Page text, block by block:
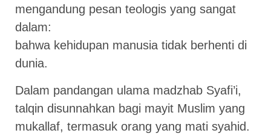
mengandung pesan teologis yang sangat
dalam:
bahwa kehidupan manusia tidak berhenti di
dunia.
Dalam pandangan ulama madzhab Syafi’i,
talqin disunnahkan bagi mayit Muslim yang
mukallaf, termasuk orang yang mati syahid.